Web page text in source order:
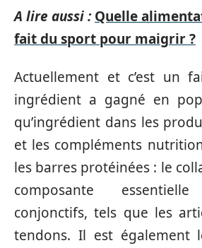
A lire aussi : Quelle
fait du sport pour maigrir ?
Actuellement et c’est un
ingrédient a gagné en
qu’ingrédient dans les
et les compléments
les barres protéinées : le
composante
conjonctifs, tels que les
tendons. Il est également